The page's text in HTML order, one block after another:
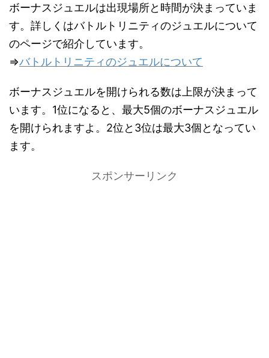
ボーナスジュエルは出現場所と時間が決まっていま
す。詳しくはバトルトリニティのジュエルについて
のページで紹介しています。
⇒バトルトリニティのジュエルについて
ボーナスジュエルを開けられる数は上限が決まって
います。1位になると、最大5個のボーナスジュエル
を開けられますよ。2位と3位は最大3個となってい
ます。
スポンサーリンク